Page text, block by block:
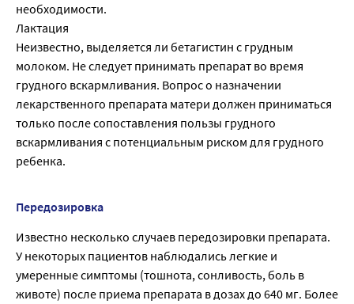
необходимости.
Лактация
Неизвестно, выделяется ли бетагистин с грудным
молоком. Не следует принимать препарат во время
грудного вскармливания. Вопрос о назначении
лекарственного препарата матери должен приниматься
только после сопоставления пользы грудного
вскармливания с потенциальным риском для грудного
ребенка.
Передозировка
Известно несколько случаев передозировки препарата.
У некоторых пациентов наблюдались легкие и
умеренные симптомы (тошнота, сонливость, боль в
животе) после приема препарата в дозах до 640 мг. Более